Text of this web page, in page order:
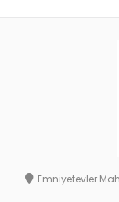
Emniyetevler